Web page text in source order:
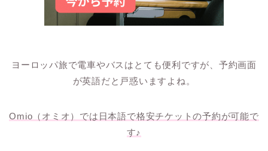
ヨーロッパ旅で電車やバスはとても便利ですが、予約画面
が英語だと戸惑いますよね。
Omio（オミオ）では日本語で格安チケットの予約が可能で
す♪